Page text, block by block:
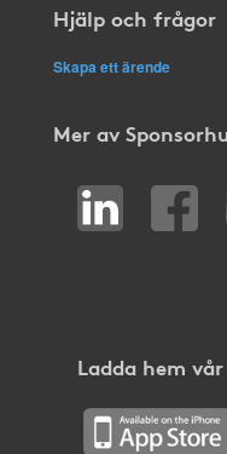
Hjälp och frågor
Skapa ett ärende
Mer av
Ladda hem